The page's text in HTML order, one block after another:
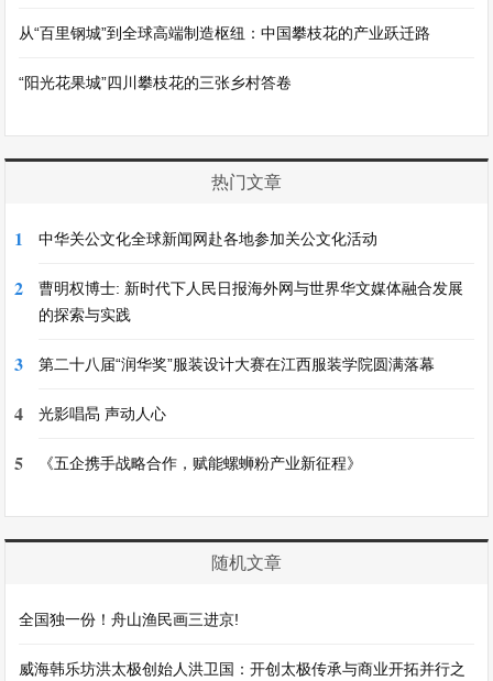
从“百里钢城”到全球高端制造枢纽：中国攀枝花的产业跃迁路
“阳光花果城”四川攀枝花的三张乡村答卷
热门文章
1 中华关公文化全球新闻网赴各地参加关公文化活动
2
曹明权博士: 新时代下人民日报海外网与世界华文媒体融合发展
的探索与实践
3 第二十八届“润华奖”服装设计大赛在江西服装学院圆满落幕
4 光影唱晑 声动人心
5 《五企携手战略合作，赋能螺蛳粉产业新征程》
随机文章
全国独一份！舟山渔民画三进京!
威海韩乐坊洪太极创始人洪卫国：开创太极传承与商业开拓并行之